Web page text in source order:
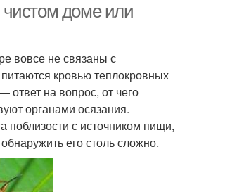
доме или
вовсе не связаны с
кровью теплокровных
на вопрос, от чего
органами осязания.
поблизости с источником пищи,
его столь сложно.